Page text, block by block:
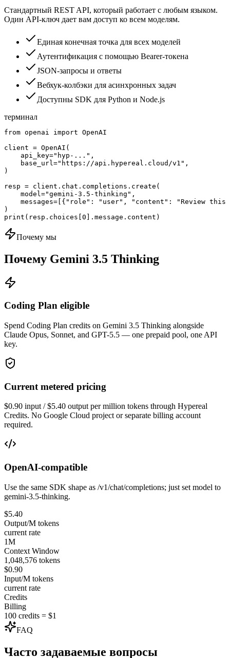
Стандартный REST API, который работает с любым языком.
Один API-ключ дает вам доступ ко всем моделям.
Единая конечная точка для всех моделей
Аутентификация с помощью Bearer-токена
JSON-запросы и ответы
Вебхук-колбэки для асинхронных задач
Доступны SDK для Python и Node.js
терминал
from openai import OpenAI
client = OpenAI(
    api_key="hyp-...",
    base_url="https://api.hypereal.cloud/v1",
)
resp = client.chat.completions.create(
    model="gemini-3.5-thinking",
messages=[{"role": "user", "content": "Review
)
print(resp.choices[0].message.content)
Почему мы
Почему Gemini 3.5 Thinking
Coding Plan eligible
Spend Coding Plan credits on Gemini 3.5 Thinking alongside
Claude Opus, Sonnet, and GPT-5.5 — one prepaid pool, one API
key.
Current metered pricing
$0.90 input / $5.40 output per million tokens through Hypereal
Credits. No Google Cloud project or separate billing account
required.
OpenAI-compatible
Use the same SDK shape as /v1/chat/completions; just set model to
gemini-3.5-thinking.
$5.40
Output/M tokens
current rate
1M
Context Window
1,048,576 tokens
$0.90
Input/M tokens
current rate
Credits
Billing
100 credits = $1
FAQ
Часто задаваемые вопросы